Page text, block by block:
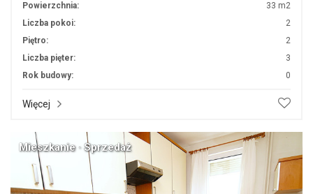
Powierzchnia:
33 m2
Liczba pokoi:
2
Piętro:
2
Liczba pięter:
3
Rok budowy:
0
Więcej
Mieszkanie · Sprzedaż